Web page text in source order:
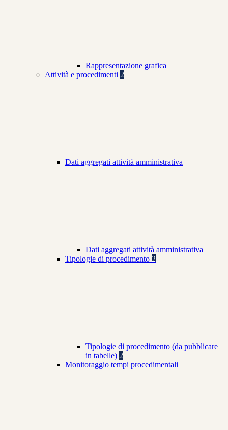
Rappresentazione grafica
Attività e procedimenti 2
Dati aggregati attività amministrativa
Dati aggregati attività amministrativa
Tipologie di procedimento 2
Tipologie di procedimento (da pubblicare
in tabelle) 2
Monitoraggio tempi procedimentali